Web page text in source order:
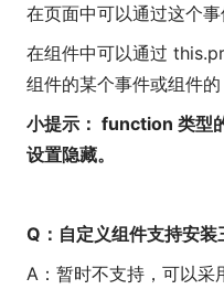
在页面中可以通过这个事
在组件中可以通过
组件的某个事件或组件
小提示： function 类型
设置隐藏。
Q：自定义组件支持安装
A：暂时不支持，可以采